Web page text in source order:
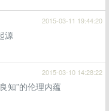
2015-03-11 19:44:20
源
2015-03-10 14:28:22
知”的伦理内蕴